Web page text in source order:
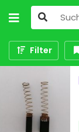
Filter